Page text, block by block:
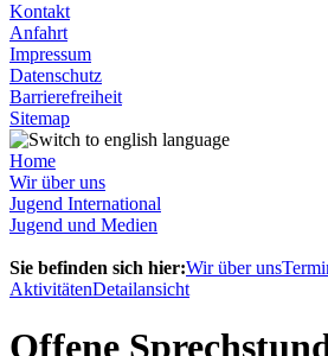
Kontakt
Anfahrt
Impressum
Datenschutz
Barrierefreiheit
Sitemap
Home
Wir über uns
Jugend International
Jugend und Medien
Sie befinden sich hier:Wir über uns
AktivitätenDetailansicht
Offene